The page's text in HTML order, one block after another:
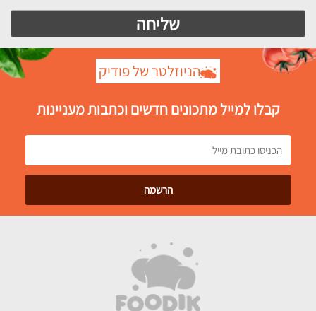
הניוזלטר של פודיק
קבלו למייל מתכונים חדשים וכתבות מעניינות